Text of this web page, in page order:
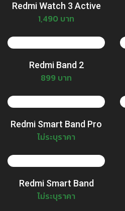
Redmi Watch 3 Active
1,490 บาท
Redmi Band 2
899 บาท
Redmi Smart Band Pro
ไม่ระบุราคา
Redmi Smart Band
ไม่ระบุราคา